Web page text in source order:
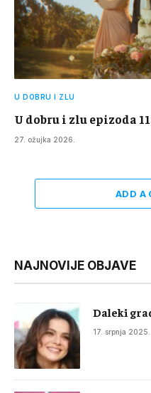
U DOBRU I ZLU
U dobru i zlu epizoda
27. ožujka 2026.
ADD A
NAJNOVIJE OBJAVE
Daleki
17. srpnja 2025.